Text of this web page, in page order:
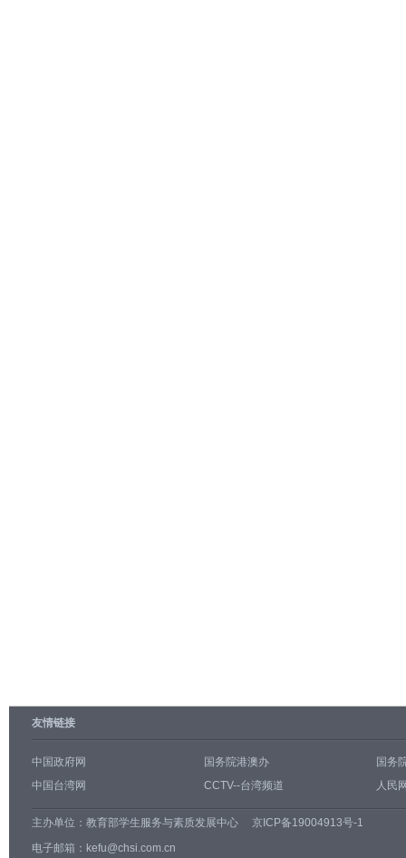
友情链接
中国政府网 国务院港澳办
国务
中国台湾网
CCTV--台湾频道 人民
主办单位： 教育部学生服务与素质发展中心
京ICP备19004913号-1
电子邮箱：kefu@chsi.com.cn